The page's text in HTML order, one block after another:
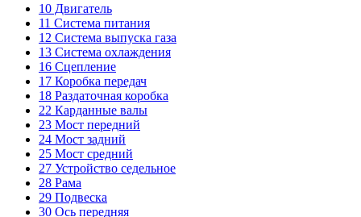
10 Двигатель
11 Система питания
12 Система выпуска газа
13 Система охлаждения
16 Сцепление
17 Коробка передач
18 Раздаточная коробка
22 Карданные валы
23 Мост передний
24 Мост задний
25 Мост средний
27 Устройство седельное
28 Рама
29 Подвеска
30 Ось передняя